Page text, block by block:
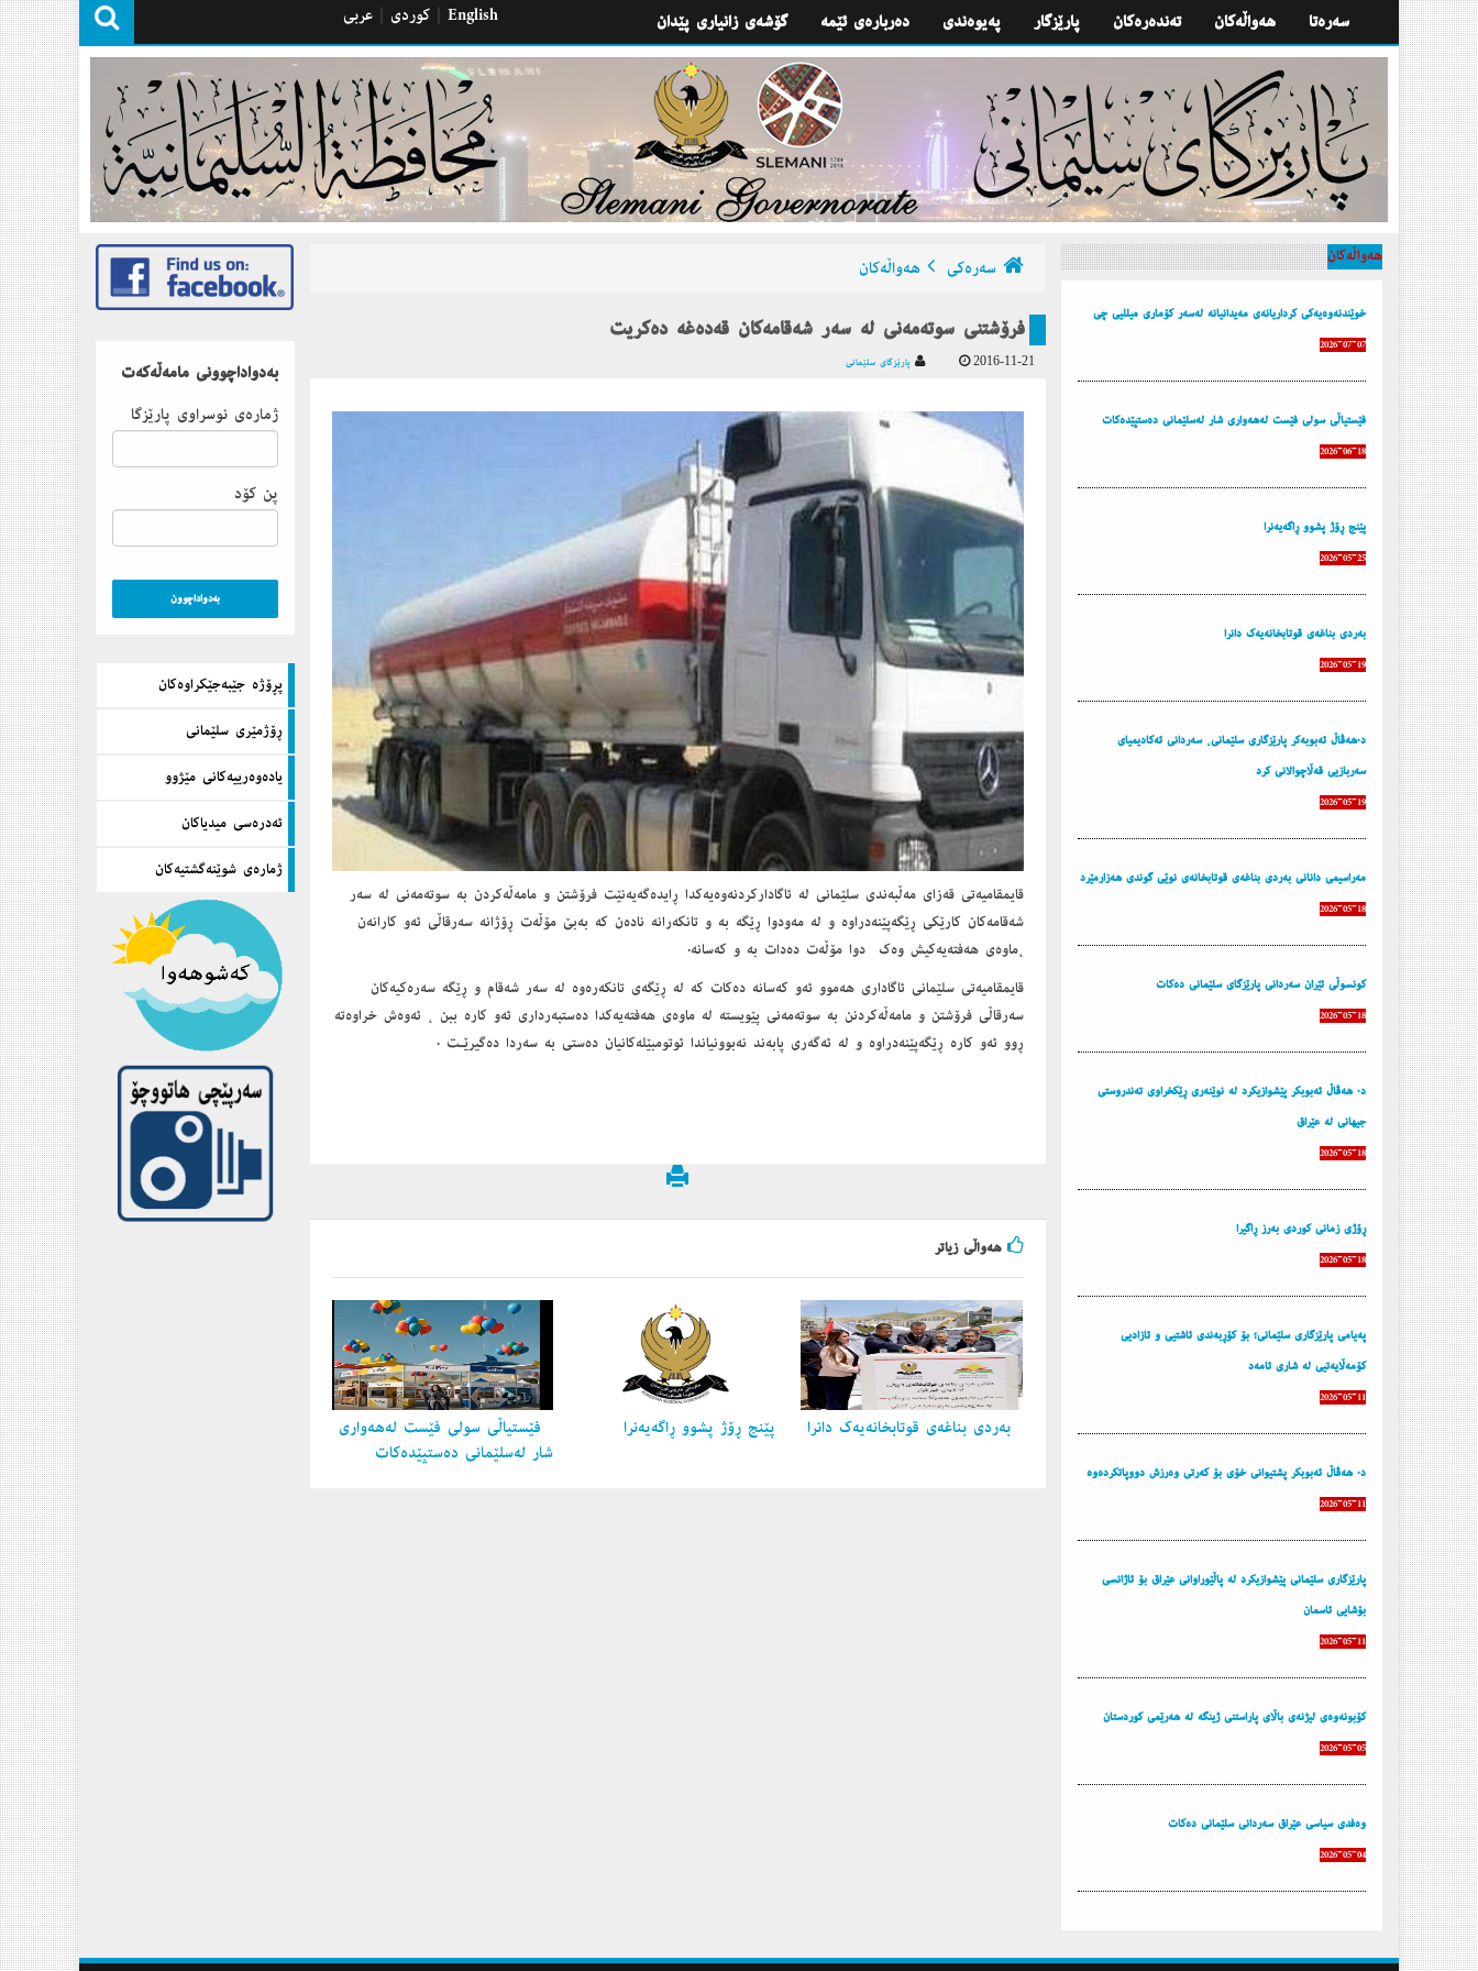
كوردی عربی English گۆشه‌ی زانیاری پێدان په‌یوه‌ندی پارێزگار تەندەرەكان هه‌واڵه‌كان سه‌ره‌تا
بەدواداچوونى مامەڵەكەت
ژمارەى نوسراوى پارێزگا
پن كۆد
پڕۆژه‌ جێبه‌جێكراوه‌كان
ڕۆژمێری سلێمانی
یاده‌وه‌رییه‌كانی مێژوو
ئه‌دره‌سی میدیاكان
ژماره‌ی شوێنه‌گشتیه‌كان
سه‌ره‌كی هه‌واڵه‌كان
فرۆشتنی سوته‌مه‌نی له‌ سه‌ر شه‌قامه‌كان قه‌ده‌غه‌ ده‌كریت
2016-11-21
قایمقامیه‌تی قه‌زای مه‌ڵبه‌ندی سلێمانی له‌ ئاگاداركردنه‌وه‌یه‌كدا ڕایده‌گه‌یه‌نێت فرۆشتن و مامه‌ڵه‌كردن به‌ سوته‌مه‌نی له‌ سه‌ر
شه‌قامه‌كان كارێكی ڕێگه‌پێنه‌دراوه‌ و له‌ مه‌ودوا ڕێگه‌ به‌ و تانكه‌رانه‌ ناده‌ن كه‌ به‌بێ مۆڵه‌ت ڕۆژانه‌ سه‌رقاڵی ئه‌و كارانه‌ن
،ماوه‌ی هه‌فته‌یه‌كیش وه‌ك دوا مۆڵه‌ت ده‌دات به‌ و كه‌سانه‌.
قایمقامیه‌تی سلێمانی ئاگاداری هه‌موو ئه‌و كه‌سانه‌ ده‌كات كه‌ له‌ ڕێگه‌ی تانكه‌ره‌وه‌ له‌ سه‌ر شه‌قام و ڕێگه‌ سه‌ره‌كیه‌كان
سه‌رقاڵی فرۆشتن و مامه‌ڵه‌كردنن به‌ سوته‌مه‌نی پێویسته‌ له‌ ماوه‌ی هه‌فته‌یه‌كدا ده‌ستبه‌رداری ئه‌و كاره‌ ببن ، ئه‌وه‌ش خراوه‌ته‌
ڕوو ئه‌و كاره‌ ڕێگه‌پێنه‌دراوه‌ و له‌ ئه‌گه‌ری پابه‌ند نه‌بوونیاندا ئوتومبێله‌كانیان ده‌ستی به‌ سه‌ردا ده‌گیرێـت .
هه‌واڵی زیاتر
فێستیاڵی سولی فێست لەهەواری
شار لەسلێمانی دەستپێدەكات
پێنج ڕۆژ پشوو ڕاگه‌یه‌نرا به‌ردی بناغه‌ی قوتابخانه‌یه‌ك دانرا
هه‌واڵه‌كان
خوێندنەوەیەكی كرداریانەی مەیدانیانە لەسەر كۆماری میللیی چی
2026-07-07
فێستیاڵی سولی فێست لەهەواری شار لەسلێمانی دەستپێدەكات
2026-06-18
پێنج ڕۆژ پشوو ڕاگه‌یه‌نرا
2026-05-25
به‌ردی بناغه‌ی قوتابخانه‌یه‌ك دانرا
2026-05-19
د.هەڤاڵ ئەبوبەکر پارێزگاری سلێمانی، سەردانی ئەکادیمیای
سەربازیی قەڵاچوالانی کرد
2026-05-19
مه‌راسیمی دانانی به‌ردی بناغه‌ی قوتابخانه‌ی نوێی گوندی هه‌زارمێرد
2026-05-18
كونسوڵی ئێران سه‌ردانی پارێزگای سلێمانی ده‌كات
2026-05-18
د. هه‌ڤاڵ ئه‌بوبكر پێشوازیكرد له‌ نوێنه‌ری ڕێكخراوی ته‌ندروستی
جیهانی له‌ عێراق
2026-05-18
ڕۆژی زمانی كوردی به‌رز ڕاگیرا
2026-05-18
پەیامی پارێزگاری سلێمانی؛ بۆ کۆڕبەندی ئاشتیی و ئازادیی
کۆمەڵایەتیی لە شاری ئامەد
2026-05-11
د. هه‌ڤاڵ ئه‌بوبكر پشتیوانی خۆی بۆ كه‌رتی وه‌رزش دووپاتكرده‌وه‌
2026-05-11
پارێزگاری سلێمانی پێشوازیكرد له‌ پاڵێوراوانی عێراق بۆ ئاژانسی
بۆشایی ئاسمان
2026-05-11
كۆبونه‌وه‌ی لیژنه‌ی باڵای پاراستنی ژینگه‌ له‌ هه‌رێمی كوردستان
2026-05-05
وه‌فدی سیاسی عێراق سه‌ردانی سلێمانی ده‌كات
2026-05-04